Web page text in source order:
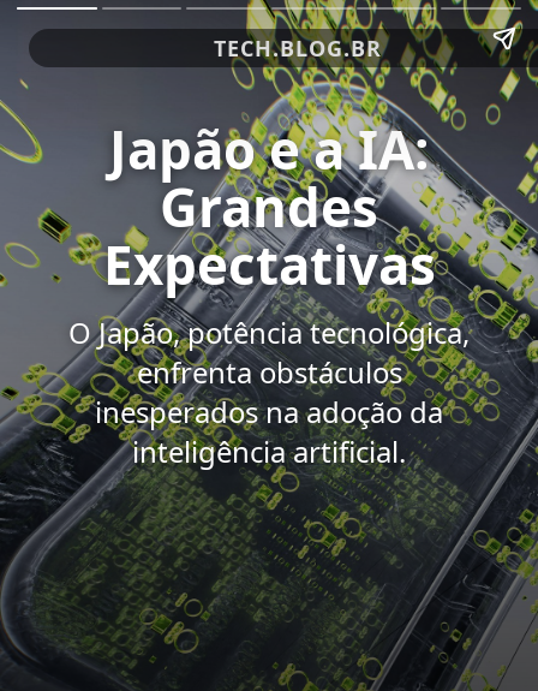
TECH.BLOG.BR
Japão e a IA:
Grandes
Expectativas
O Japão, potência tecnológica,
enfrenta obstáculos
inesperados na adoção da
inteligência artificial.